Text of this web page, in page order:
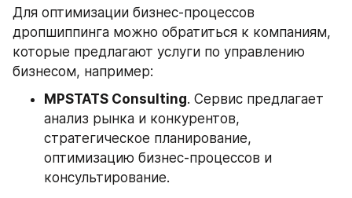
Для оптимизации бизнес-процессов
дропшиппинга можно обратиться к компаниям,
которые предлагают услуги по управлению
бизнесом, например:
MPSTATS Consulting. Сервис предлагает
анализ рынка и конкурентов,
стратегическое планирование,
оптимизацию бизнес-процессов и
консультирование.